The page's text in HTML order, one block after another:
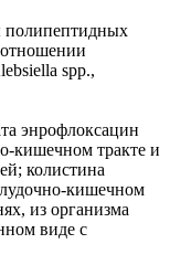
полипептидных
отношении
spp.,
энрофлоксацин
кишечном тракте и
колистина
кишечном
из организма
виде с